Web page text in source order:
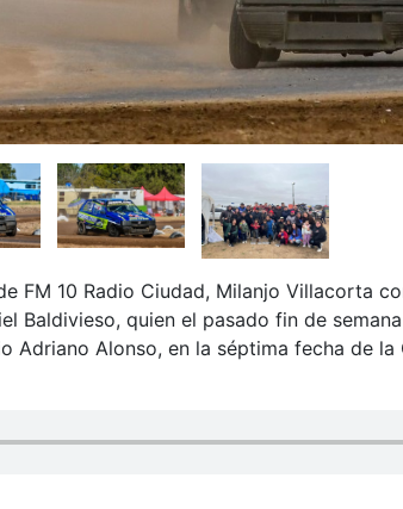
FM 10 Radio Ciudad, Milanjo Villacorta
Baldivieso, quien el pasado fin de
Adriano Alonso, en la séptima fecha de la